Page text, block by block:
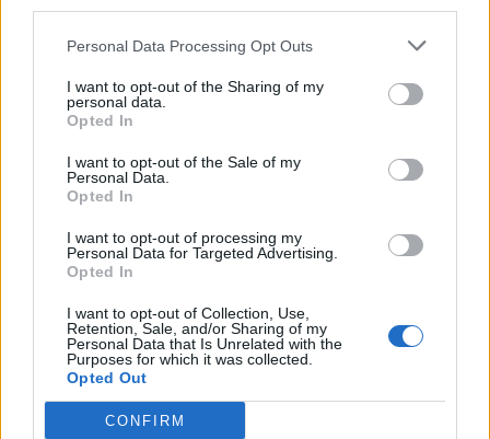
Personal Data Processing Opt Outs
I want to opt-out of the Sharing of my
personal data.
Opted In
I want to opt-out of the Sale of my
Personal Data.
Opted In
I want to opt-out of processing my
Personal Data for Targeted Advertising.
Opted In
I want to opt-out of Collection, Use,
Retention, Sale, and/or Sharing of my
Personal Data that Is Unrelated with the
Purposes for which it was collected.
Opted Out
CONFIRM
Alpha Bank: Για πρώτη φορά το Αρχαίο Θέατρο Επιδαύρου άνοιξε τις
ESG Report 2025: Πώς η ΑΒ Βασιλόπουλος μετατρέπει τη
βιωσιμότητα σε καθημερινή πράξη
ΠΕΡΙΣΣΌΤΕΡΑ ΣΕ ΑΥΤΉ ΤΗΝ ΚΑΤΗΓΟΡΊΑ